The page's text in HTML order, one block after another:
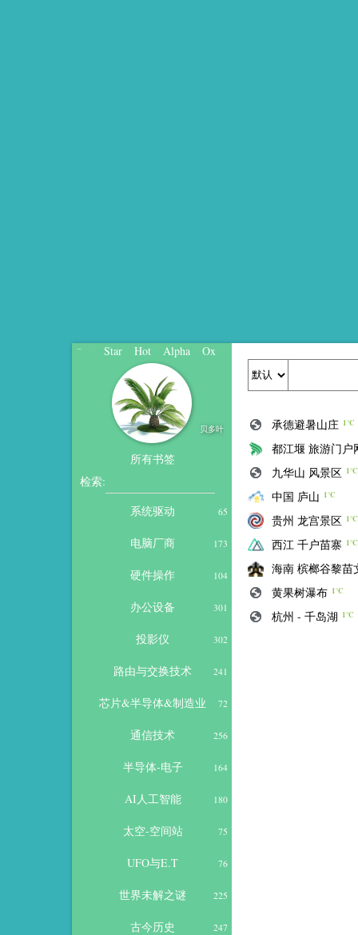
Star Hot Alpha Ox
贝多叶
所有书签
检索:
系统驱动
65
电脑厂商 173
硬件操作 104
办公设备 301
投影仪 302
路由与交换技术 241
芯片&半导体&制造业 72
通信技术 256
半导体-电子 164
AI人工智能 180
太空-空间站 75
UFO与E.T 76
世界未解之谜 225
古今历史 247
承德避暑山庄 1℃
都江堰 旅游门户
九华山 风景区 1℃
中国 庐山 1℃
贵州 龙宫景区 1℃
西江 千户苗寨 1℃
海南 槟榔谷黎苗
黄果树瀑布 1℃
杭州 - 千岛湖 1℃